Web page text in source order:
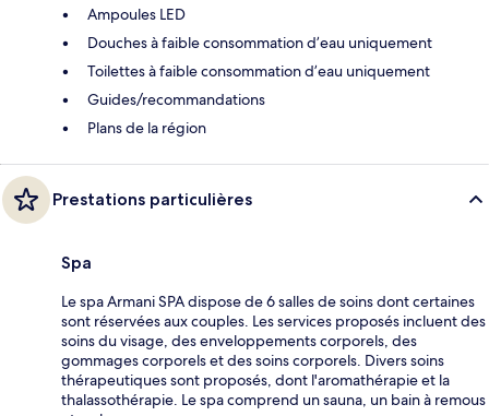
Ampoules LED
Douches à faible consommation d’eau uniquement
Toilettes à faible consommation d’eau uniquement
Guides/recommandations
Plans de la région
Prestations particulières
Spa
Le spa Armani SPA dispose de 6 salles de soins dont certaines
sont réservées aux couples. Les services proposés incluent des
soins du visage, des enveloppements corporels, des
gommages corporels et des soins corporels. Divers soins
thérapeutiques sont proposés, dont l'aromathérapie et la
thalassothérapie. Le spa comprend un sauna, un bain à remous